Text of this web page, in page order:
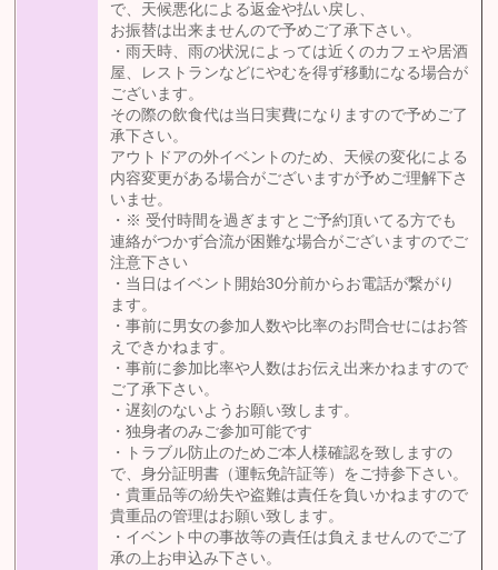
で、天候悪化による返金や払い戻し、
お振替は出来ませんので予めご了承下さい。
・雨天時、雨の状況によっては近くのカフェや居酒
屋、レストランなどにやむを得ず移動になる場合が
ございます。
その際の飲食代は当日実費になりますので予めご了
承下さい。
アウトドアの外イベントのため、天候の変化による
内容変更がある場合がございますが予めご理解下さ
いませ。
・※ 受付時間を過ぎますとご予約頂いてる方でも
連絡がつかず合流が困難な場合がございますのでご
注意下さい
・当日はイベント開始30分前からお電話が繋がり
ます。
・事前に男女の参加人数や比率のお問合せにはお答
えできかねます。
・事前に参加比率や人数はお伝え出来かねますので
ご了承下さい。
・遅刻のないようお願い致します。
・独身者のみご参加可能です
・トラブル防止のためご本人様確認を致しますの
で、身分証明書（運転免許証等）をご持参下さい。
・貴重品等の紛失や盗難は責任を負いかねますので
貴重品の管理はお願い致します。
・イベント中の事故等の責任は負えませんのでご了
承の上お申込み下さい。